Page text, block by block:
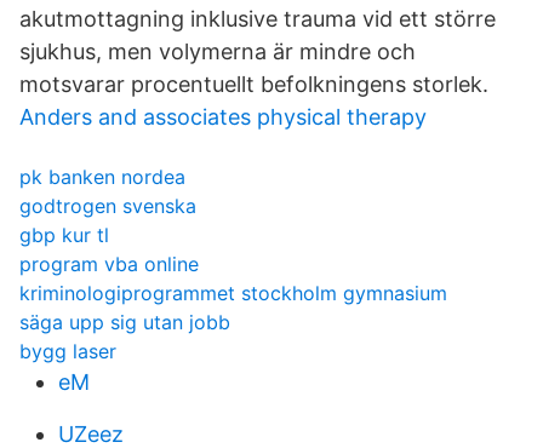
akutmottagning inklusive trauma vid ett större
sjukhus, men volymerna är mindre och
motsvarar procentuellt befolkningens storlek.
Anders and associates physical therapy
pk banken nordea
godtrogen svenska
gbp kur tl
program vba online
kriminologiprogrammet stockholm gymnasium
säga upp sig utan jobb
bygg laser
eM
UZeez